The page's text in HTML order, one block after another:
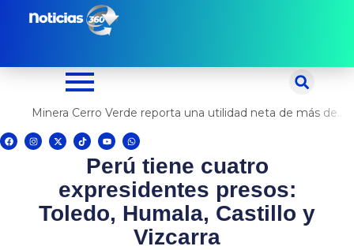
Minera Cerro Verde reporta una utilidad neta de más de US$ 500 millones
F
a
c
I
n
s
m
X
-
t
t
e
T
i
k
Y
o
u
t
u
e
W
h
a
t
s
a
p
p
Perú tiene cuatro
expresidentes presos:
Toledo, Humala, Castillo y
Vizcarra